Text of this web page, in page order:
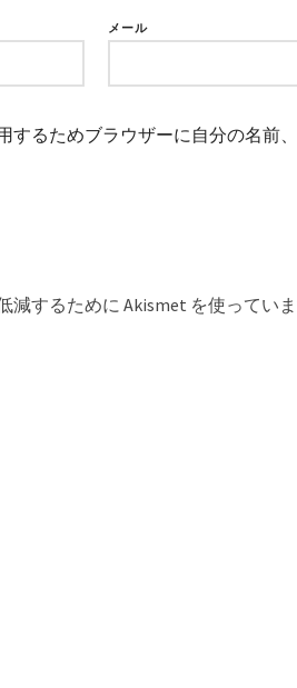
メール
するためブラウザーに自分の名前
減するために Akismet を使っていま